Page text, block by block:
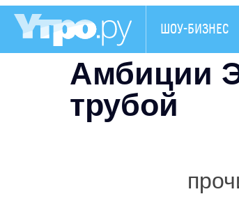
ШОУ-БИЗНЕС
Амбиции
трубой